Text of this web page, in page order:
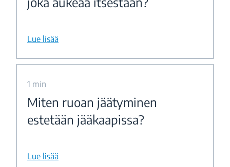
Lue lisää
1 min
Miten ruoan jäätyminen
estetään jääkaapissa?
Lue lisää